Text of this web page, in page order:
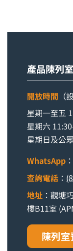
產品陳列室
開放時間 （
星期一至五
星期六
星期日及公
WhatsApp ：
查詢電話 ：
地址 ：觀塘
樓B11室
陳列室